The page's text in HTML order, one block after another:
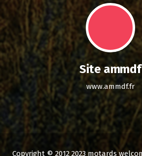
Site ammdf
www.ammdf.fr
Copyright © 2012 2023 motards